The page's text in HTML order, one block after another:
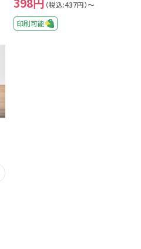
（税込:437円）～
印刷可能